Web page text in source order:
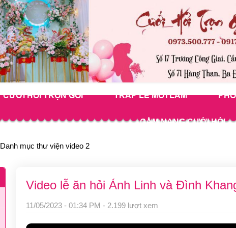
CƯỚI HỎI TRỌN GÓI TRÁP LỄ MỚI LÀM
CẨM NANG CƯỚI HỎI
Danh mục thư viện video 2
Video lễ ăn hỏi Ánh Linh và Đình
11/05/2023 - 01:34 PM - 2.199 lượt xem